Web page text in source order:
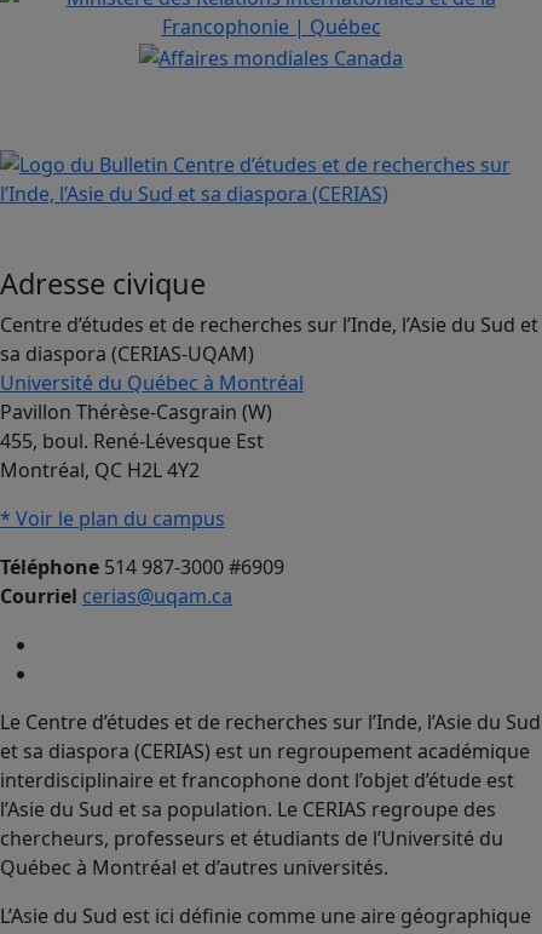
Adresse civique
Centre d’études et de recherches sur l’Inde, l’Asie du Sud et
sa diaspora (CERIAS-UQAM)
Université du Québec à Montréal
Pavillon Thérèse-Casgrain (W)
455, boul. René-Lévesque Est
Montréal, QC H2L 4Y2
* Voir le plan du campus
Téléphone 514 987-3000 #6909
Courriel cerias@uqam.ca
Le Centre d’études et de recherches sur l’Inde, l’Asie du Sud
et sa diaspora (CERIAS) est un regroupement académique
interdisciplinaire et francophone dont l’objet d’étude est
l’Asie du Sud et sa population. Le CERIAS regroupe des
chercheurs, professeurs et étudiants de l’Université du
Québec à Montréal et d’autres universités.
L’Asie du Sud est ici définie comme une aire géographique